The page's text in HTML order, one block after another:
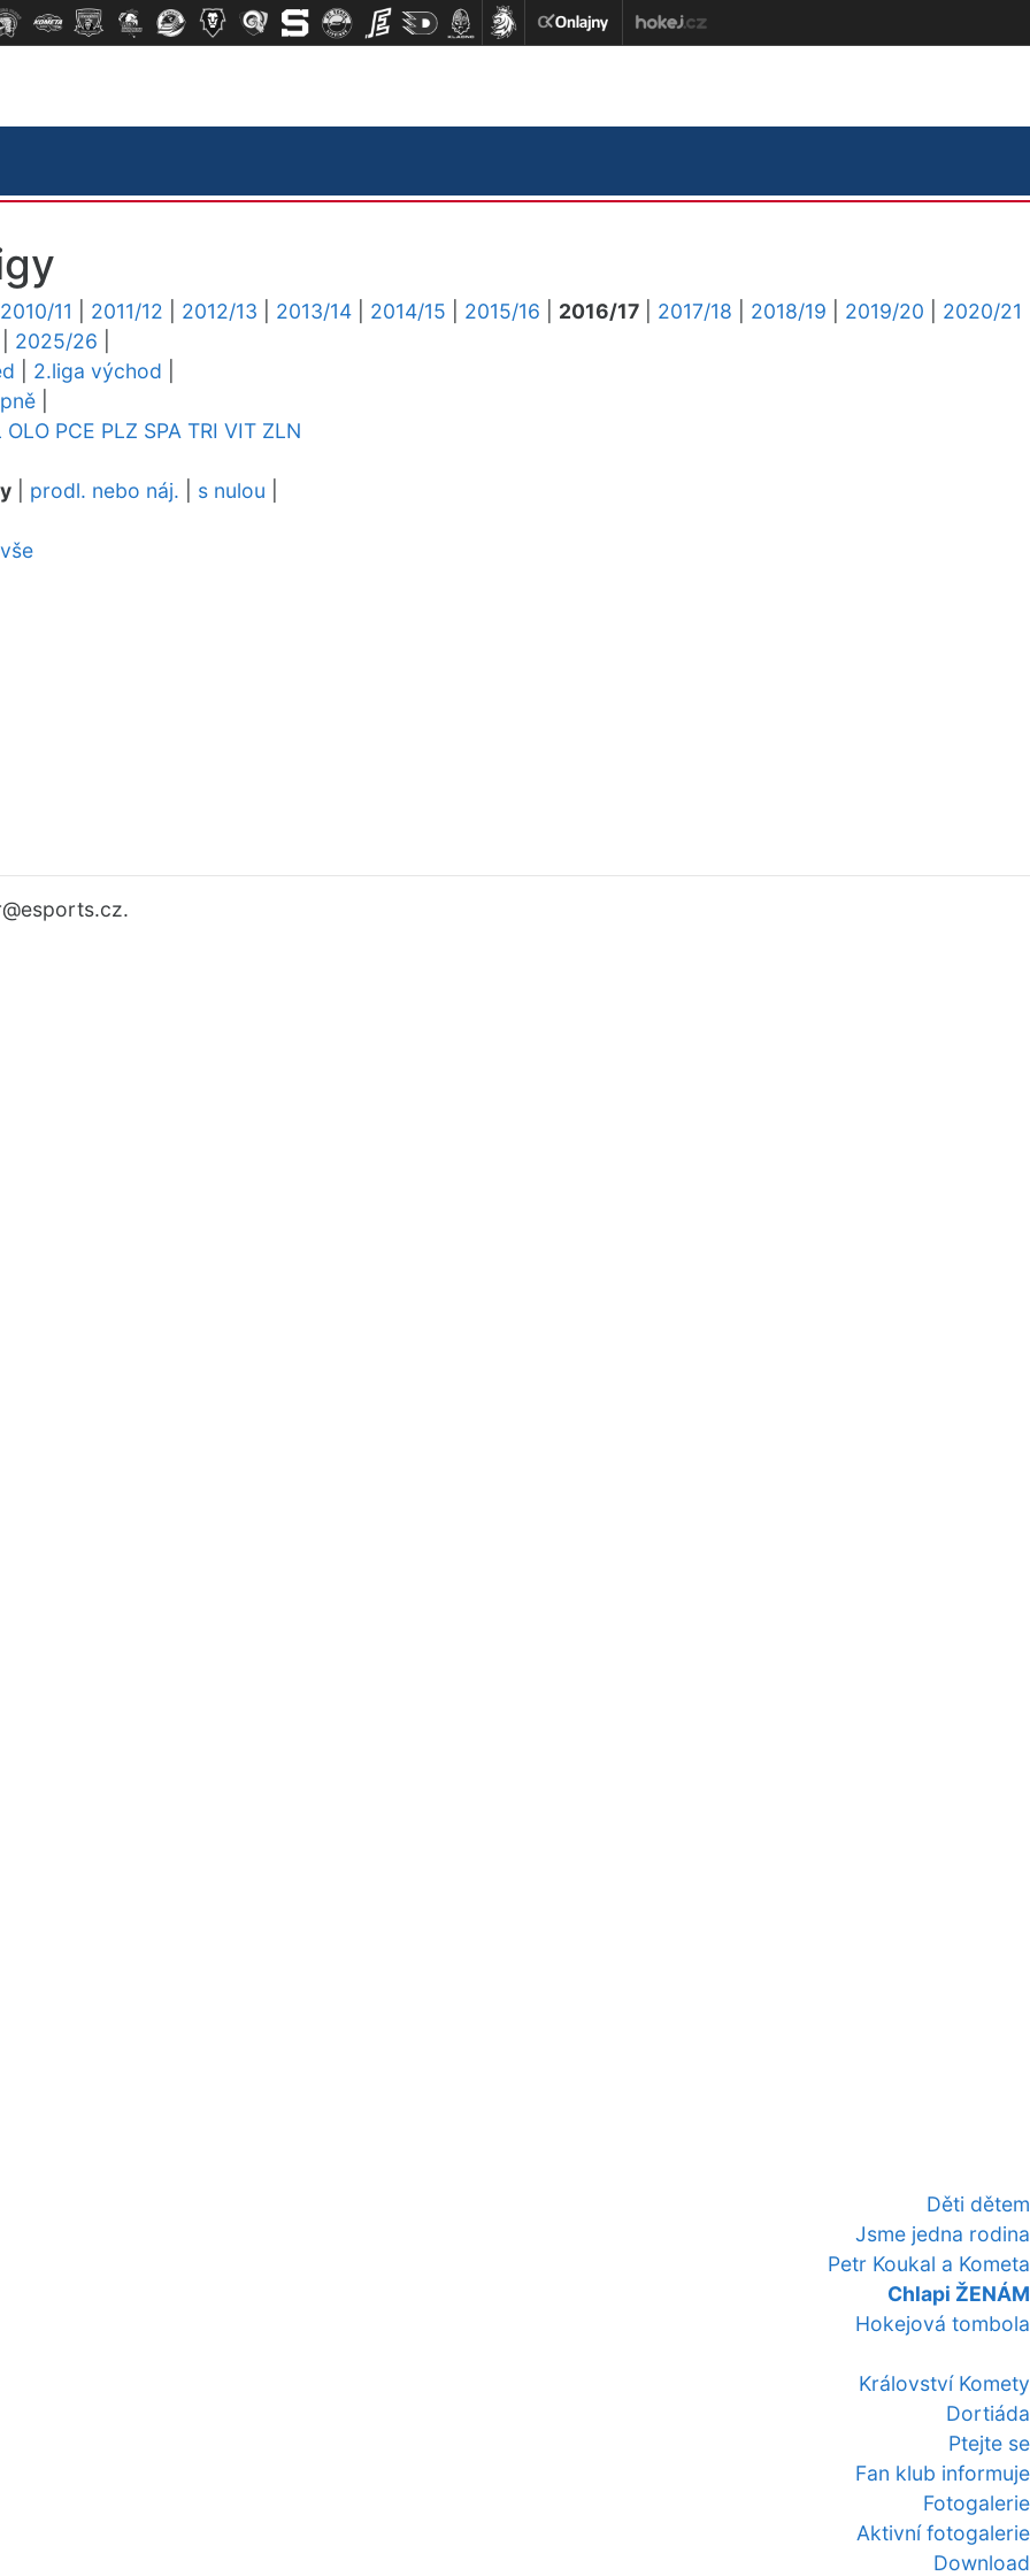
Děti dětem
Jsme jedna rodina
Petr Koukal a Kometa
Chlapi ŽENÁM
Hokejová tombola
Království Komety
Dortiáda
Ptejte se
Fan klub informuje
Fotogalerie
Aktivní fotogalerie
Download
2010/11 2011/12 2012/13 2013/14 2014/15 2015/16 2016/17 2017/18 2018/19 2019/20
2020/21
2025/26
2.liga východ
OLO PCE PLZ SPA TRI VIT ZLN
prodl. nebo náj. s nulou
@esports.cz.